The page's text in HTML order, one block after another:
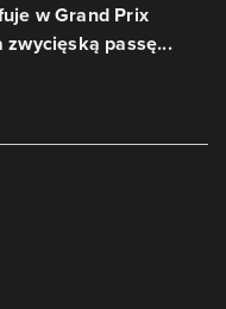
w Grand Prix
passę...